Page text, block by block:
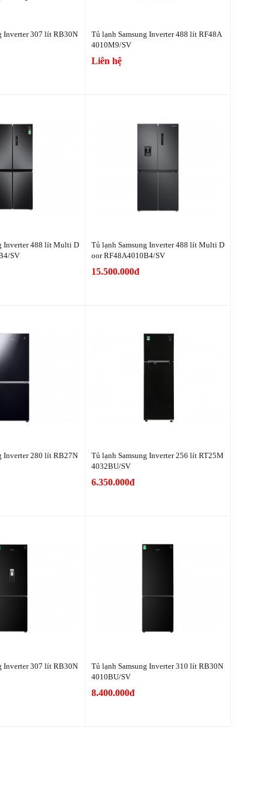
Inverter 307 lít RB30N
Tủ lạnh Samsung Inverter 488 lít RF48A
4010M9/SV
Liên hệ
Inverter 488 lít Multi D
SV
Tủ lạnh Samsung Inverter 488 lít Multi D
oor RF48A4010B4/SV
15.500.000đ
Inverter 280 lít RB27N
Tủ lạnh Samsung Inverter 256 lít RT25M
4032BU/SV
6.350.000đ
Inverter 307 lít RB30N
Tủ lạnh Samsung Inverter 310 lít RB30N
4010BU/SV
8.400.000đ